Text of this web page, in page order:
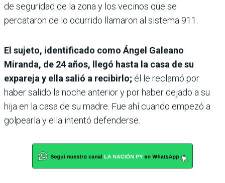
de seguridad de la zona y los vecinos que se
percataron de lo ocurrido llamaron al sistema 911.
El sujeto, identificado como Ángel Galeano
Miranda, de 24 años, llegó hasta la casa de su
expareja y ella salió a recibirlo; él le reclamó por
haber salido la noche anterior y por haber dejado a su
hija en la casa de su madre. Fue ahí cuando empezó a
golpearla y ella intentó defenderse.